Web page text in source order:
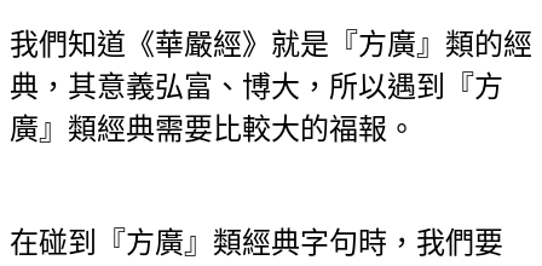
我們知道《華嚴經》就是『方廣』類的經
典，其意義弘富、博大，所以遇到『方
廣』類經典需要比較大的福報。
在碰到『方廣』類經典字句時，我們要